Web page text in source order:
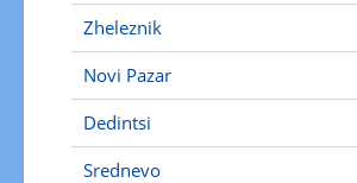
Zheleznik
Novi Pazar
Dedintsi
Srednevo